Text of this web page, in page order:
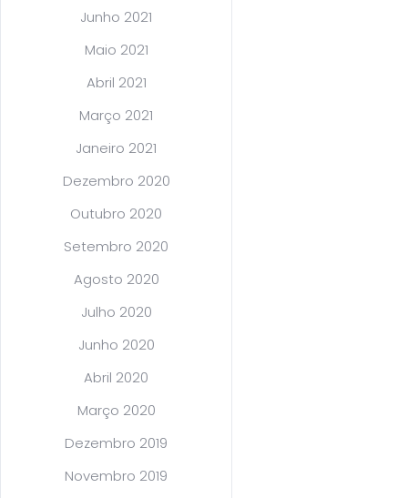
Junho 2021
Maio 2021
Abril 2021
Março 2021
Janeiro 2021
Dezembro 2020
Outubro 2020
Setembro 2020
Agosto 2020
Julho 2020
Junho 2020
Abril 2020
Março 2020
Dezembro 2019
Novembro 2019